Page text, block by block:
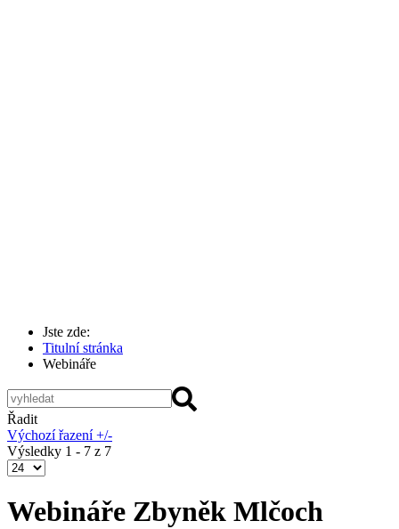
Jste zde:
Titulní stránka
Webináře
Řadit
Výchozí řazení +/-
Výsledky 1 - 7 z 7
Webináře Zbyněk Mlčoch